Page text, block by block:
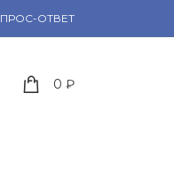
ОТВЕТ
0 ₽